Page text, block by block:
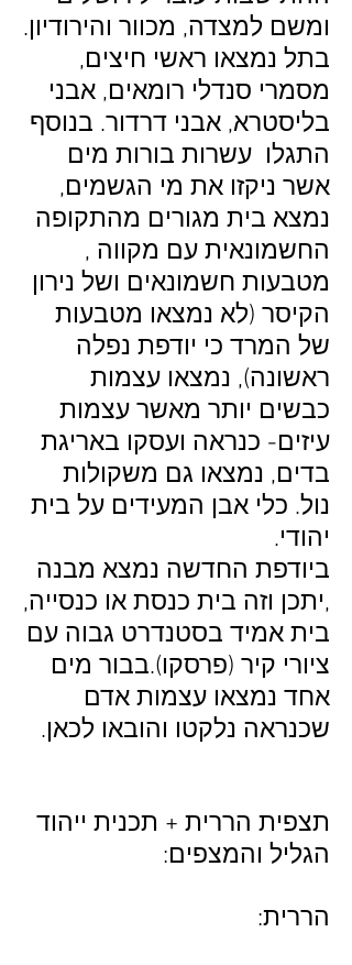
ומשם למצדה, מכוור והירודיון.
בתל נמצאו ראשי חיצים,
מסמרי סנדלי רומאים, אבני
בליסטרא, אבני דרדור. בנוסף
התגלו עשרות בורות מים
אשר ניקזו את מי הגשמים,
נמצא בית מגורים מהתקופה
החשמונאית עם מקווה ,
מטבעות חשמונאים ושל נירון
הקיסר (לא נמצאו מטבעות
של המרד כי יודפת נפלה
ראשונה), נמצאו עצמות
כבשים יותר מאשר עצמות
עיזים- כנראה ועסקו באריגת
בדים, נמצאו גם משקולות
נול. כלי אבן המעידים על בית
יהודי.
ביודפת החדשה נמצא מבנה
,יתכן וזה בית כנסת או כנסייה,
בית אמיד בסטנדרט גבוה עם
ציורי קיר (פרסקו).בבור מים
אחד נמצאו עצמות אדם
שכנראה נלקטו והובאו לכאן.
תצפית הררית + תכנית ייהוד
הגליל והמצפים:
הררית: